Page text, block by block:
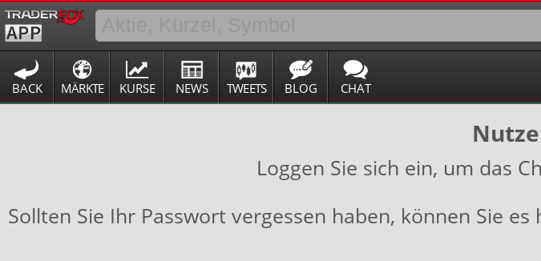
BACK MÄRKTE KURSE NEWS TWEETS BLOG CHAT
Loggen Sie sich ein, um das
Sollten Sie Ihr Passwort vergessen haben, können Sie es